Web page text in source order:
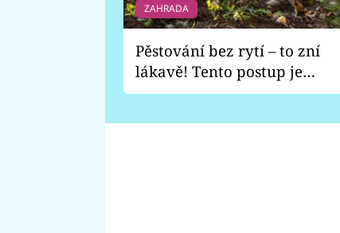
ZAHRADA
Pěstování bez rytí – to zní
lákavě! Tento postup je
vhodný jen pro některé